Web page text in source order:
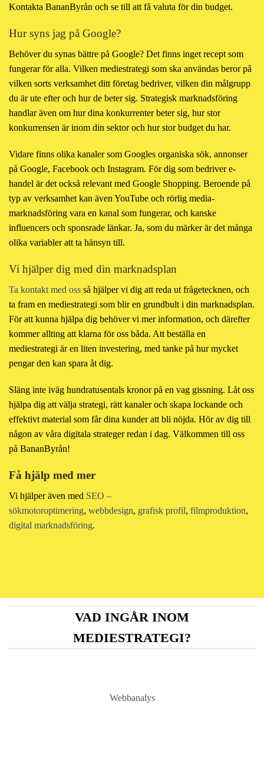
Kontakta BananByrån och se till att få valuta för din budget.
Hur syns jag på Google?
Behöver du synas bättre på Google? Det finns inget recept som
fungerar för alla. Vilken mediestrategi som ska användas beror på
vilken sorts verksamhet ditt företag bedriver, vilken din målgrupp
du är ute efter och hur de beter sig. Strategisk marknadsföring
handlar även om hur dina konkurrenter beter sig, hur stor
konkurrensen är inom din sektor och hur stor budget du har.
Vidare finns olika kanaler som Googles organiska sök, annonser
på Google, Facebook och Instagram. För dig som bedriver e-
handel är det också relevant med Google Shopping. Beroende på
typ av verksamhet kan även YouTube och rörlig media-
marknadsföring vara en kanal som fungerar, och kanske
influencers och sponsrade länkar. Ja, som du märker är det många
olika variabler att ta hänsyn till.
Vi hjälper dig med din marknadsplan
Ta kontakt med oss så hjälper vi dig att reda ut frågetecknen, och
ta fram en mediestrategi som blir en grundbult i din marknadsplan.
För att kunna hjälpa dig behöver vi mer information, och därefter
kommer allting att klarna för oss båda. Att beställa en
mediestrategi är en liten investering, med tanke på hur mycket
pengar den kan spara åt dig.
Släng inte iväg hundratusentals kronor på en vag gissning. Låt oss
hjälpa dig att välja strategi, rätt kanaler och skapa lockande och
effektivt material som får dina kunder att bli nöjda. Hör av dig till
någon av våra digitala strateger redan i dag. Välkommen till oss
på BananByrån!
Få hjälp med mer
Vi hjälper även med SEO –
sökmotoroptimering, webbdesign, grafisk profil, filmproduktion,
digital marknadsföring.
VAD INGÅR INOM
MEDIESTRATEGI?
Webbanalys